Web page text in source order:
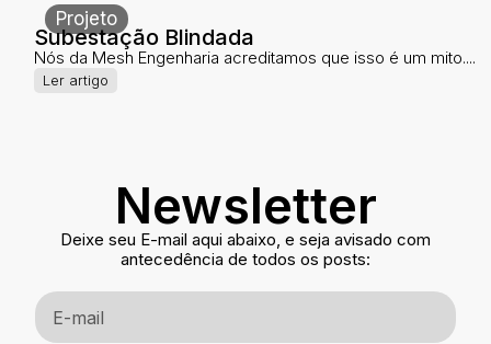
Projeto
Subestação Blindada
Nós da Mesh Engenharia acreditamos que isso é um mito....
Ler artigo
Newsletter
Deixe seu E-mail aqui abaixo, e seja avisado com
antecedência de todos os posts: